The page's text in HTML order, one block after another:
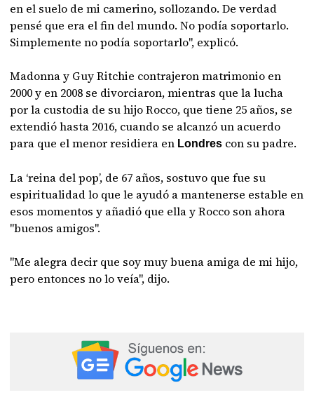
en el suelo de mi camerino, sollozando. De verdad
pensé que era el fin del mundo. No podía soportarlo.
Simplemente no podía soportarlo", explicó.
Madonna y Guy Ritchie contrajeron matrimonio en
2000 y en 2008 se divorciaron, mientras que la lucha
por la custodia de su hijo Rocco, que tiene 25 años, se
extendió hasta 2016, cuando se alcanzó un acuerdo
para que el menor residiera en Londres con su padre.
La ‘reina del pop’, de 67 años, sostuvo que fue su
espiritualidad lo que le ayudó a mantenerse estable en
esos momentos y añadió que ella y Rocco son ahora
"buenos amigos".
"Me alegra decir que soy muy buena amiga de mi hijo,
pero entonces no lo veía", dijo.